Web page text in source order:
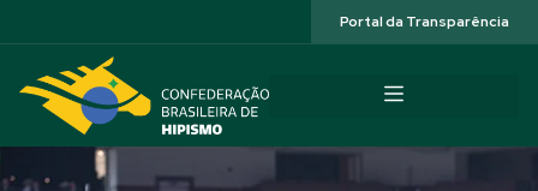
Portal da Transparência